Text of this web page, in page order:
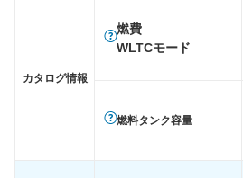
カタログ情報
燃費
WLTCモード
燃料タンク容量